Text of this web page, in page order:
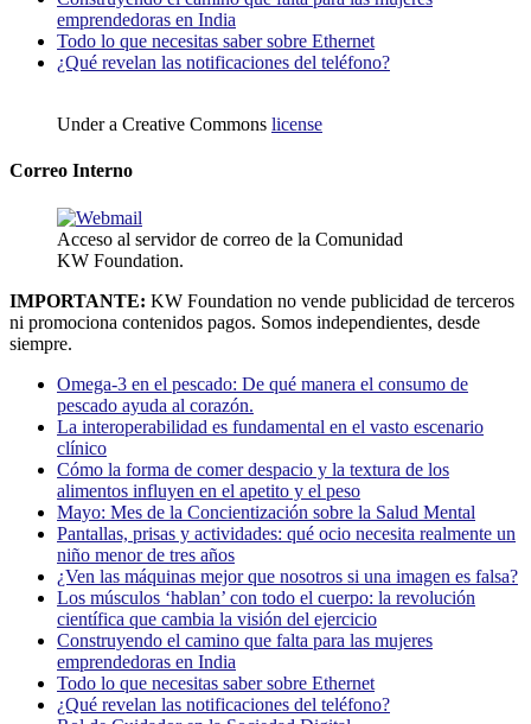
emprendedoras en India
Todo lo que necesitas saber sobre Ethernet
¿Qué revelan las notificaciones del teléfono?
Under a Creative Commons license
Correo Interno
Acceso al servidor de correo de la Comunidad
KW Foundation.
IMPORTANTE: KW Foundation no vende publicidad de terceros
ni promociona contenidos pagos. Somos independientes, desde
siempre.
Omega-3 en el pescado: De qué manera el consumo de
pescado ayuda al corazón.
La interoperabilidad es fundamental en el vasto escenario
clínico
Cómo la forma de comer despacio y la textura de los
alimentos influyen en el apetito y el peso
Mayo: Mes de la Concientización sobre la Salud Mental
Pantallas, prisas y actividades: qué ocio necesita realmente un
niño menor de tres años
¿Ven las máquinas mejor que nosotros si una imagen es falsa?
Los músculos ‘hablan’ con todo el cuerpo: la revolución
científica que cambia la visión del ejercicio
Construyendo el camino que falta para las mujeres
emprendedoras en India
Todo lo que necesitas saber sobre Ethernet
¿Qué revelan las notificaciones del teléfono?